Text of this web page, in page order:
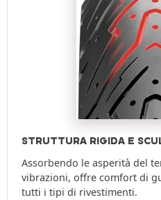
STRUTTURA RIGIDA E
Assorbendo le asperità del
vibrazioni, offre comfort di
tutti i tipi di rivestimenti.